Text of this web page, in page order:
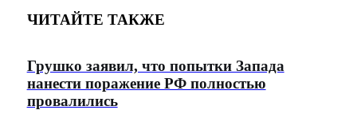
ЧИТАЙТЕ ТАКЖЕ
Грушко заявил, что попытки Запада
нанести поражение РФ полностью
провалились